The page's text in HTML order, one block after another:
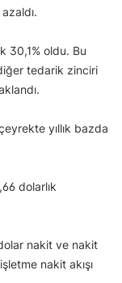
30,1% oldu. Bu
tedarik zinciri
yıllık bazda
dolarlık
nakit ve nakit
nakit akışı